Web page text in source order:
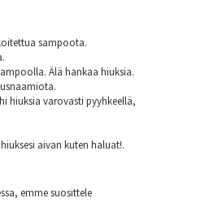
sampoota.
Älä hankaa hiuksia.
hiuksia varovasti pyyhkeellä,
aivan kuten haluat!.
emme suosittele